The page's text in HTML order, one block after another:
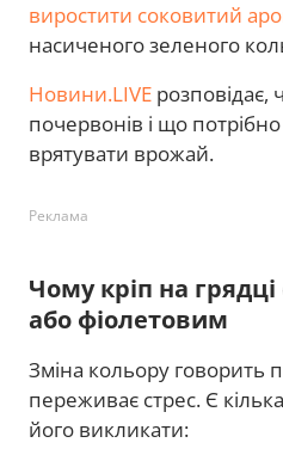
виростити соковитий
насиченого зеленого
Новини.LIVE розповідає,
почервонів і що
врятувати врожай.
Реклама
Чому кріп на
або фіолетовим
Зміна кольору говорить
переживає стрес. Є
його викликати: